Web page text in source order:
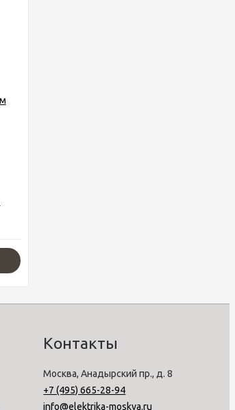
Контакты
Москва, Анадырский пр., д. 8
+7 (495) 665-28-94
info@elektrika-moskva.ru